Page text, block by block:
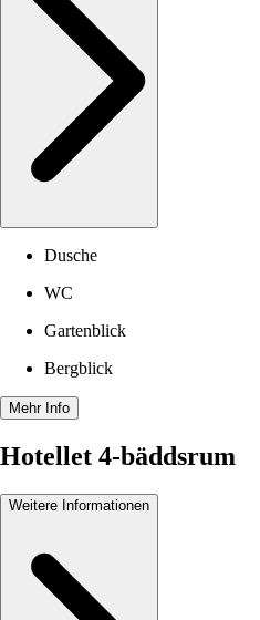
Dusche
WC
Gartenblick
Bergblick
Mehr Info
Hotellet 4-bäddsrum
Weitere Informationen